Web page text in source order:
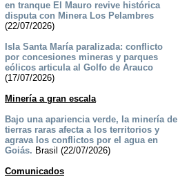
en tranque El Mauro revive histórica
disputa con Minera Los Pelambres
(22/07/2026)
Isla Santa María paralizada: conflicto
por concesiones mineras y parques
eólicos articula al Golfo de Arauco
(17/07/2026)
Minería a gran escala
Bajo una apariencia verde, la minería de
tierras raras afecta a los territorios y
agrava los conflictos por el agua en
Goiás. Brasil (22/07/2026)
Comunicados